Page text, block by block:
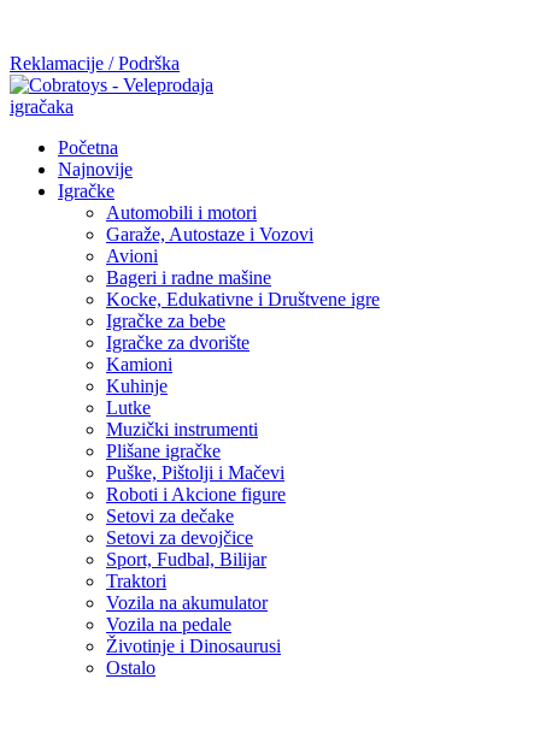
Reklamacije / Podrška
Početna
Najnovije
Igračke
Automobili i motori
Garaže, Autostaze i Vozovi
Avioni
Bageri i radne mašine
Kocke, Edukativne i Društvene igre
Igračke za bebe
Igračke za dvorište
Kamioni
Kuhinje
Lutke
Muzički instrumenti
Plišane igračke
Puške, Pištolji i Mačevi
Roboti i Akcione figure
Setovi za dečake
Setovi za devojčice
Sport, Fudbal, Bilijar
Traktori
Vozila na akumulator
Vozila na pedale
Životinje i Dinosaurusi
Ostalo